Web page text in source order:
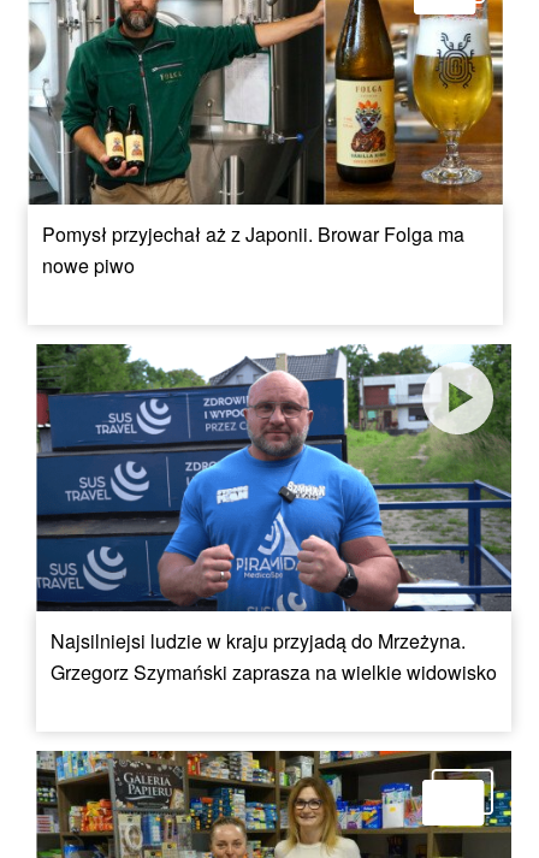
Pomysł przyjechał aż z Japonii. Browar Folga ma
nowe piwo
Najsilniejsi ludzie w kraju przyjadą do Mrzeżyna.
Grzegorz Szymański zaprasza na wielkie widowisko